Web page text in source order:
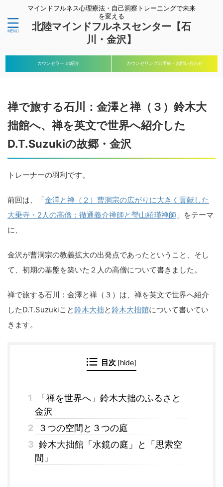
マインドフルネス心理療法・自己洞察トレーニングで未来
を変える
北陸マインドフルネスセンター【石
川・金沢】
カウンセラー の紹介 カウンセリングの予約・お問い合わせ
禅で旅する石川：金澤と禅（３）鈴木大
拙館へ、禅を英文で世界へ紹介した
D.T.Suzukiの故郷・金沢
トレーナーの羽利です。
前回は、「金澤と禅（２）曹洞宗の広がりに大きく貢献した
大乗寺・2人の高僧：徹通義介禅師と瑩山紹瑾禅師 」をテーマ
に、
金沢が曹洞宗の教義拡大の出発点であったということ、そし
て、初期の基盤を築いた２人の高僧について書きました。
禅で旅する石川：金澤と禅（３）は、禅を英文で世界へ紹介
したD.T.Suzukiこと鈴木大拙と鈴木大拙館について書いてい
きます。
目次 [hide]
1
「禅を世界へ」鈴木大拙のふるさと
金沢
2
３つの空間と３つの庭
3 鈴木大拙館「水鏡の庭」と「思索空
間」